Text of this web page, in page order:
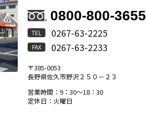
0800-800-3655
TEL 0267-63-2225
FAX 0267-63-2233
〒385-0053
長野県佐久市野沢２５０－２３
営業時間：9：30～18：30
定休日：火曜日